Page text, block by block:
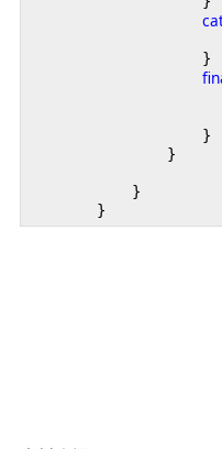
        }